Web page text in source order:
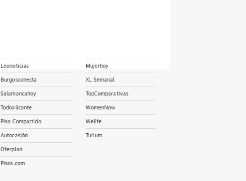
Leonoticias
Burgosconecta
Salamancahoy
Todoalicante
Piso Compartido
Autocasión
Oferplan
Pisos.com
Mujerhoy
XL Semanal
TopComparativas
WomenNow
Welife
Turium